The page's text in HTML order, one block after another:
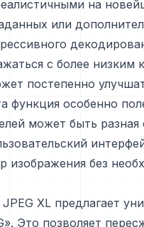
на
или
с более низким
постепенно
функция особенно
может быть разная
изображения без
XL предлагает
Это позволяет